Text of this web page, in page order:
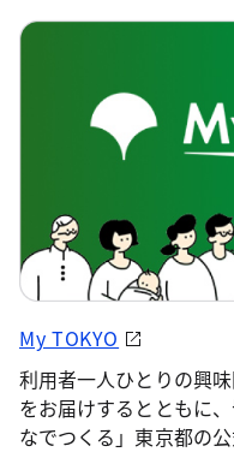
My TOKYO
利用者一人ひとりの興
をお届けするとともに
なでつくる」東京都の